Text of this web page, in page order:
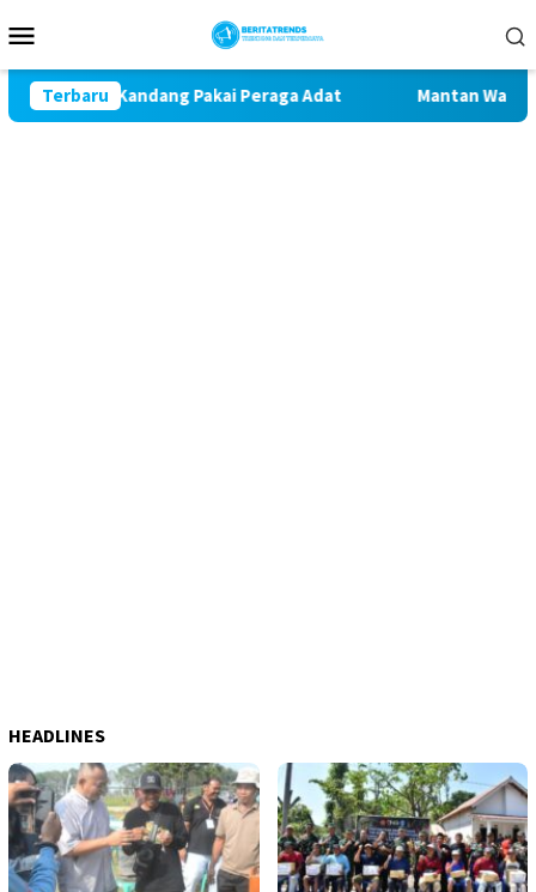
ke
Mobile
Terbaru
Akses Kandang Pakai Peraga Adat Mantan Wakil
HEADLINES